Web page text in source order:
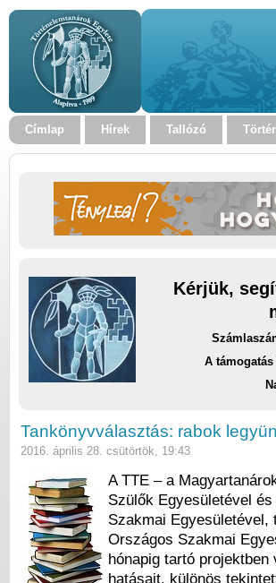
Címlap Hírek Tallózó
Kérjük,
A támogatás
Tankönyvválasztás: rabok
2016. április 28. csütörtök, 19:43
A TTE – a
Szülők Egyesületével
Szakmai Egyesületével,
Országos Szakmai
hónapig tartó
hatásait, különös